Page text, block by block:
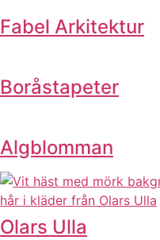
Fabel Arkitektur
Boråstapeter
Algblomman
Olars Ulla